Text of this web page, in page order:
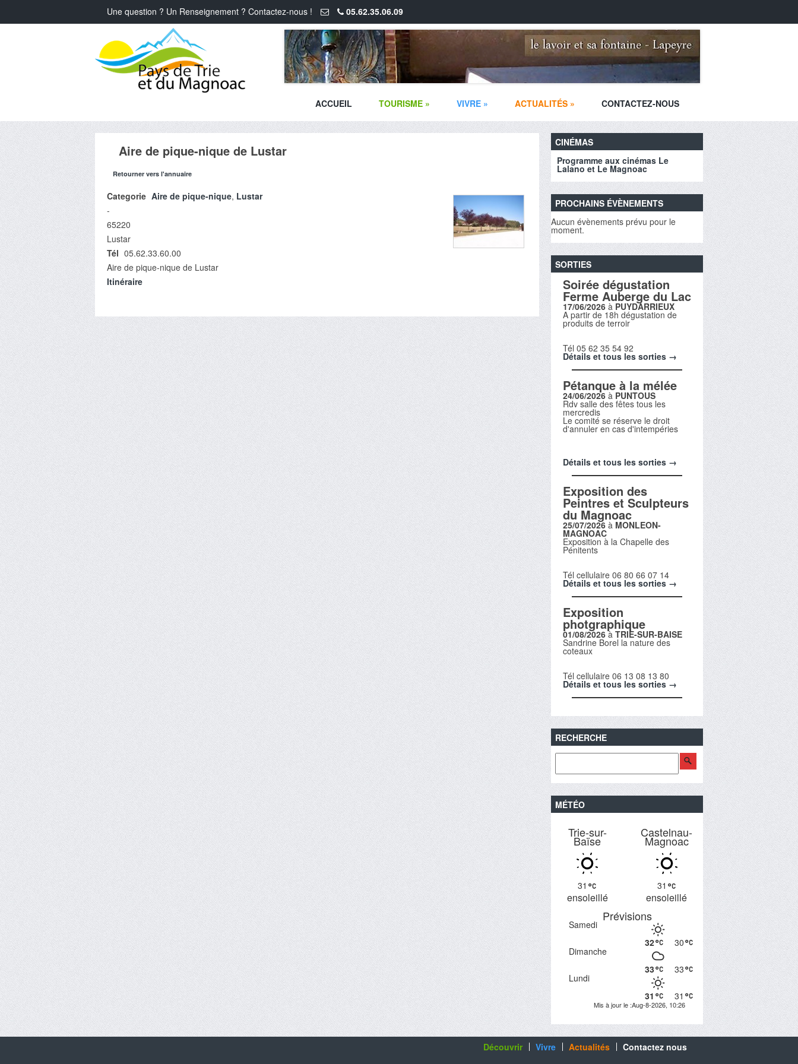
Une question ? Un Renseignement ? Contactez-nous ! 05.62.35.06.09
ACCUEIL TOURISME » VIVRE » ACTUALITÉS » CONTACTEZ-NOUS
Aire de pique-nique de Lustar
Retourner vers l'annuaire
Categorie Aire de pique-nique, Lustar
-
65220
Lustar
Tél 05.62.33.60.00
Aire de pique-nique de Lustar
Itinéraire
CINÉMAS
Programme aux cinémas Le
Lalano et Le Magnoac
PROCHAINS ÉVÈNEMENTS
Aucun évènements prévu pour le
moment.
SORTIES
Soirée dégustation
Ferme Auberge du Lac
17/06/2026 à PUYDARRIEUX
A partir de 18h dégustation de
produits de terroir
Tél 05 62 35 54 92
Détails et tous les sorties →
Pétanque à la mélée
24/06/2026 à PUNTOUS
Rdv salle des fêtes tous les
mercredis
Le comité se réserve le droit
d'annuler en cas d'intempéries
Détails et tous les sorties →
Exposition des
Peintres et Sculpteurs
du Magnoac
25/07/2026 à MONLEON-
MAGNOAC
Exposition à la Chapelle des
Pénitents
Tél cellulaire 06 80 66 07 14
Détails et tous les sorties →
Exposition
photgraphique
01/08/2026à TRIE-SUR-BAISE
Sandrine Borel la nature des
coteaux
Tél cellulaire 06 13 08 13 80
Détails et tous les sorties →
RECHERCHE
MÉTÉO
Trie-sur-
Baïse
31
ensoleillé
Castelnau-
Magnoac
31
ensoleillé
Prévisions
Samedi
30
32
Dimanche
33
33
Lundi
31
31
Mis à jour le :Aug-8-2026, 10:26
Découvrir Vivre Actualités Contactez nous